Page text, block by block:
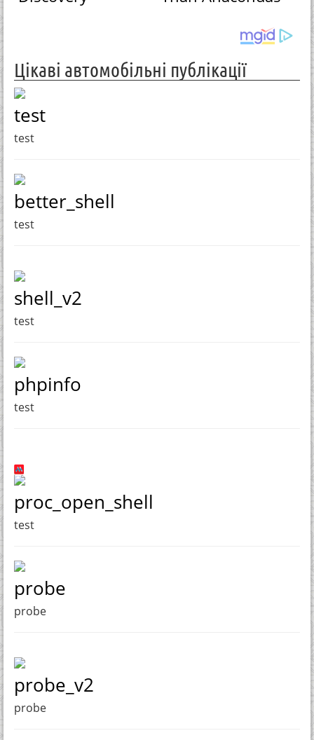
Цікаві автомобільні публікації
test
test
better_shell
test
shell_v2
test
phpinfo
test
proc_open_shell
test
probe
probe
probe_v2
probe